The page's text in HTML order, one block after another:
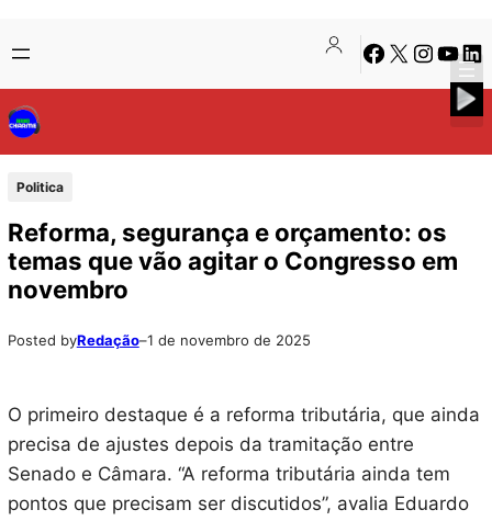
para
o
conteúdo
to
content
Facebook
X Instagram
Politica
Reforma, segurança e orçamento: os
temas que vão agitar o Congresso em
novembro
Posted byRedação–1 de novembro de 2025
O primeiro destaque é a reforma tributária, que ainda
precisa de ajustes depois da tramitação entre
Senado e Câmara. “A reforma tributária ainda tem
pontos que precisam ser discutidos”, avalia Eduardo